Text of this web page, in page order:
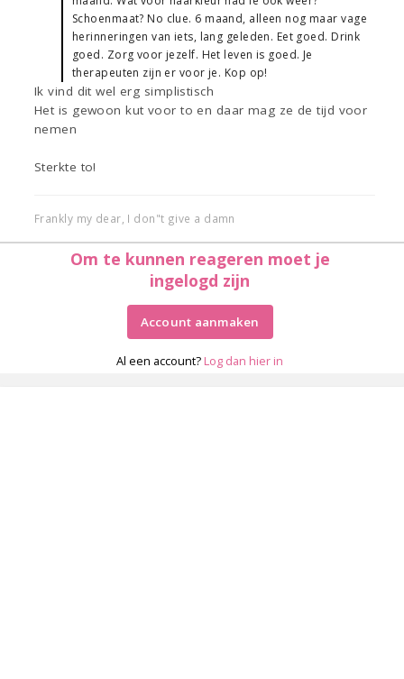
Schoenmaat? No clue. 6 maand, alleen nog maar vage
herinneringen van iets, lang geleden. Eet goed. Drink
goed. Zorg voor jezelf. Het leven is goed. Je
therapeuten zijn er voor je. Kop op!
Ik vind dit wel erg simplistisch
Het is gewoon kut voor to en daar mag ze de tijd voor
nemen
Sterkte to!
Frankly my dear, I don"t give a damn
Om te kunnen reageren moet je
ingelogd zijn
Account aanmaken
Al een account? Log dan hier in